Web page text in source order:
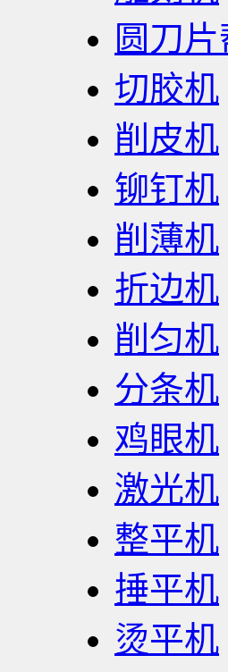
圆刀
切胶机
削皮机
铆钉机
削薄机
折边机
削匀机
分条机
鸡眼机
激光机
整平机
捶平机
烫平机